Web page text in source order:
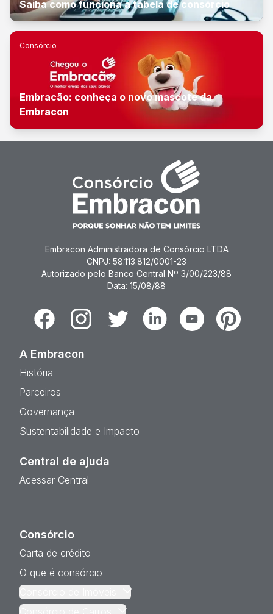
Saiba como funciona a tabela de consórcio
Consórcio
Embracão: conheça o novo mascote da
Embracon
Embracon Administradora de Consórcio LTDA
CNPJ: 58.113.812/0001-23
Autorizado pelo Banco Central Nº 3/00/223/88
Data: 15/08/88
FacebookInstagramTwitter LinkedinYoutubePinterest
A Embracon
História
Parceiros
Governança
Sustentabilidade e Impacto
Central de ajuda
Acessar Central
Consórcio
Carta de crédito
O que é consórcio